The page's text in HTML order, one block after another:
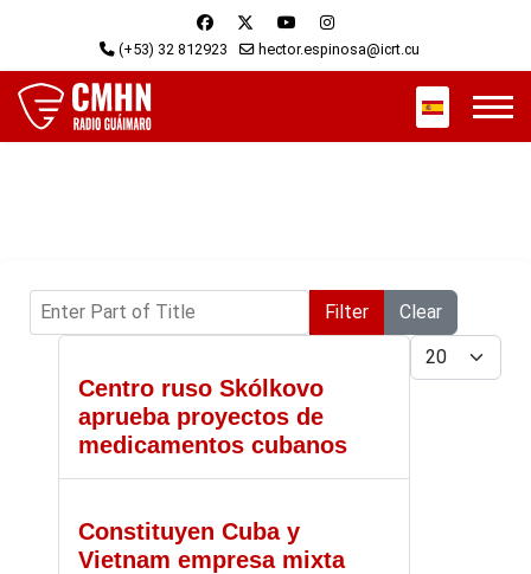
(+53) 32 812923 hector.espinosa@icrt.cu
Select your
Enter Part of Title Filter
Clear
Display #
Centro ruso Skólkovo
aprueba proyectos de
medicamentos cubanos
Constituyen Cuba y
Vietnam empresa mixta